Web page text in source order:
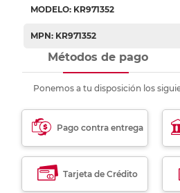
MODELO: KR971352
MPN: KR971352
Métodos de pago
Ponemos a tu disposición los
Pago contra entrega
Tarjeta de Crédito